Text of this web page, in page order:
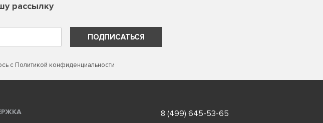
рассылку
ПОДПИСАТЬСЯ
с Политикой конфиденциальности
8 (499) 645-53-65